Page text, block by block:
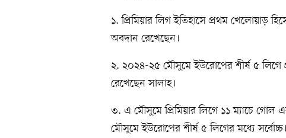
১. প্রিমিয়ার লিগ ইতিহাসে প্রথম খেলোয়াড়
অবদান রেখেছেন।
২. ২০২৪-২৫ মৌসুমে ইউরোপের শীর্ষ ৫ লিগে
রেখেছেন সালাহ।
৩. এ মৌসুমে প্রিমিয়ার লিগে ১১ ম্যাচে গোল
মৌসুমে ইউরোপের শীর্ষ ৫ লিগের মধ্যে